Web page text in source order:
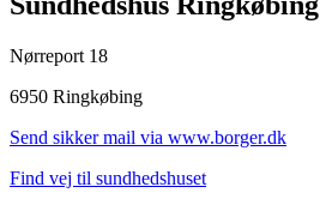
Nørreport 18
6950 Ringkøbing
Send sikker mail via www.borger.dk
Find vej til sundhedshuset